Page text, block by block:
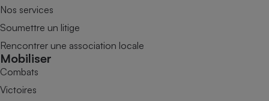
Nos services
Soumettre un litige
Rencontrer une association locale
Mobiliser
Combats
Victoires